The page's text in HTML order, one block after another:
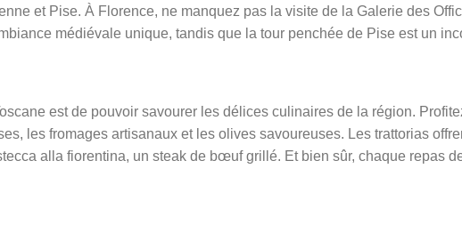
et Pise. À Florence, ne manquez pas la visite de la Galerie des
médiévale unique, tandis que la tour penchée de Pise est un
est de pouvoir savourer les délices culinaires de la région.
les fromages artisanaux et les olives savoureuses. Les trattorias
alla fiorentina, un steak de bœuf grillé. Et bien sûr, chaque repas